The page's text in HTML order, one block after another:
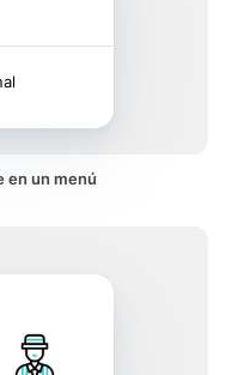
en un menú